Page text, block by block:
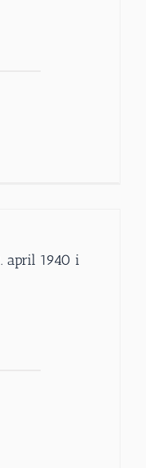
april 1940 i